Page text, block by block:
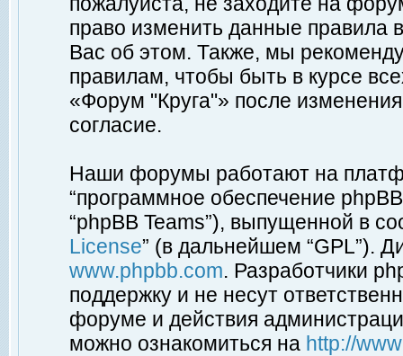
право изменить данные правила
Вас об этом. Также, мы
правилам, чтобы быть в курсе
«Форум "Круга"» после
согласие.
Наши форумы работают на
“программное обеспечение
“phpBB Teams”), выпущенной в
License” (в дальнейшем “GPL”).
www.phpbb.com. Разработчики
поддержку и не несут
форуме и действия
можно ознакомиться на http://